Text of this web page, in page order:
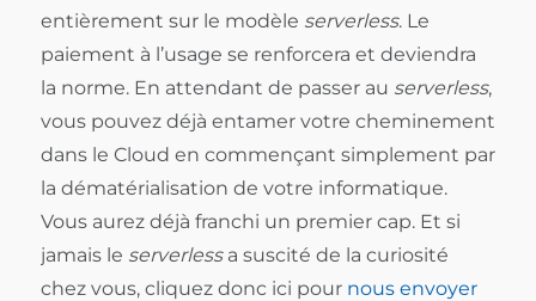
entièrement sur le modèle serverless. Le
paiement à l’usage se renforcera et deviendra
la norme. En attendant de passer au serverless,
vous pouvez déjà entamer votre cheminement
dans le Cloud en commençant simplement par
la dématérialisation de votre informatique.
Vous aurez déjà franchi un premier cap. Et si
jamais le serverlessa suscité de la curiosité
chez vous, cliquez donc ici pour nous envoyer